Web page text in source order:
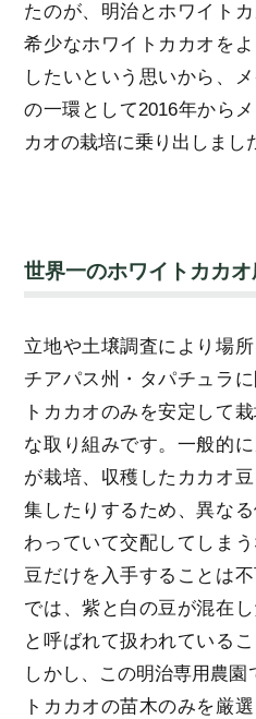
たのが、明治とホワイト
希少なホワイトカカオを
したいという思いから、
の一環として2016年から
カオの栽培に乗り出しまし
世界一のホワイトカカオ
立地や土壌調査により場
チアパス州・タパチュラ
トカカオのみを安定して
な取り組みです。一般的
が栽培、収穫したカカオ
集したりするため、異な
わっていて交配してしま
豆だけを入手することは
では、紫と白の豆が混在
と呼ばれて扱われている
しかし、この明治専用農園
トカカオの苗木のみを厳